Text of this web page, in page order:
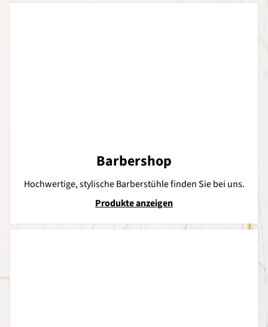
Barbershop
Hochwertige, stylische Barberstühle finden Sie bei uns.
Produkte anzeigen